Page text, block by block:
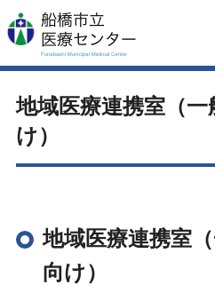
地域医療連携室（
け）
地域医療連携室
向け）